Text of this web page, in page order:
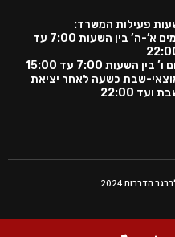
פעילות המשרד:
ימים א’-ה’ בין השעות 7:00 עד
ו’ בין השעות 7:00 עד 15:00
שבת כשעה לאחר יציאת
ועד 22:00
הדברות 2024